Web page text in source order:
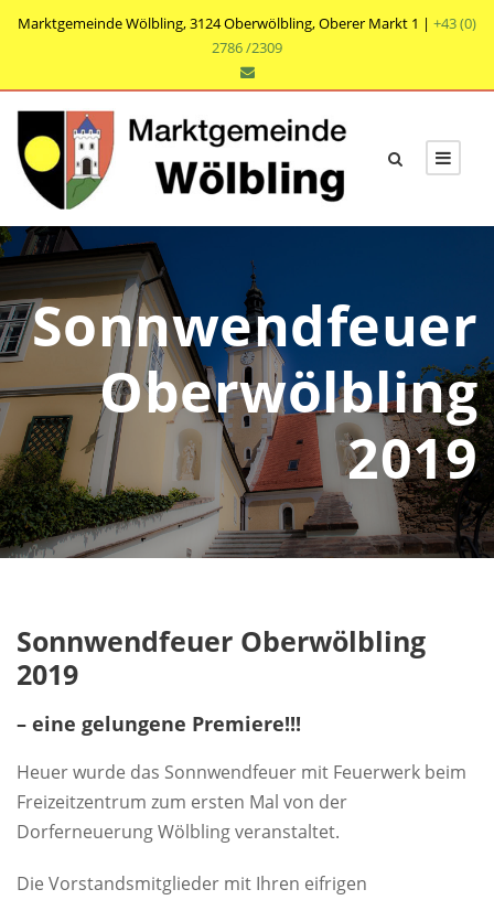
Marktgemeinde Wölbling, 3124 Oberwölbling, Oberer Markt 1 | +43 (0)
2786 /2309
Sonnwendfeuer
Oberwölbling
2019
Sonnwendfeuer Oberwölbling
2019
– eine gelungene Premiere!!!
Heuer wurde das Sonnwendfeuer mit Feuerwerk beim
Freizeitzentrum zum ersten Mal von der
Dorferneuerung Wölbling veranstaltet.
Die Vorstandsmitglieder mit Ihren eifrigen